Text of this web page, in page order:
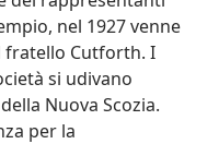
nel 1927 venne
fratello Cutforth. I
si udivano
Nuova Scozia.
per la